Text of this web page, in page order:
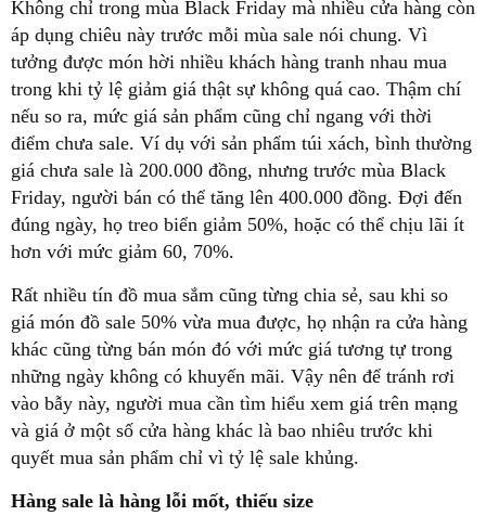
Không chỉ trong mùa Black Friday mà nhiều cửa hàng còn
áp dụng chiêu này trước mỗi mùa sale nói chung. Vì
tưởng được món hời nhiều khách hàng tranh nhau mua
trong khi tỷ lệ giảm giá thật sự không quá cao. Thậm chí
nếu so ra, mức giá sản phẩm cũng chỉ ngang với thời
điểm chưa sale. Ví dụ với sản phẩm túi xách, bình thường
giá chưa sale là 200.000 đồng, nhưng trước mùa Black
Friday, người bán có thể tăng lên 400.000 đồng. Đợi đến
đúng ngày, họ treo biển giảm 50%, hoặc có thể chịu lãi ít
hơn với mức giảm 60, 70%.
Rất nhiều tín đồ mua sắm cũng từng chia sẻ, sau khi so
giá món đồ sale 50% vừa mua được, họ nhận ra cửa hàng
khác cũng từng bán món đó với mức giá tương tự trong
những ngày không có khuyến mãi. Vậy nên để tránh rơi
vào bẫy này, người mua cần tìm hiểu xem giá trên mạng
và giá ở một số cửa hàng khác là bao nhiêu trước khi
quyết mua sản phẩm chỉ vì tỷ lệ sale khủng.
Hàng sale là hàng lỗi mốt, thiếu size